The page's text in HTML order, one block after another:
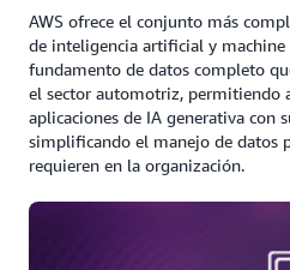
AWS ofrece el conjunto más
de inteligencia artificial y
fundamento de datos completo
el sector automotriz, permitiendo
aplicaciones de IA generativa con
simplificando el manejo de datos
requieren en la organización.